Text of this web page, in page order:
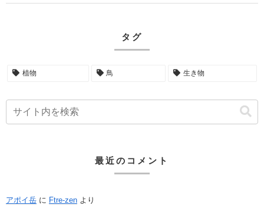
タグ
植物 鳥 生き物
最近のコメント
アポイ岳 に Ftre-zen より